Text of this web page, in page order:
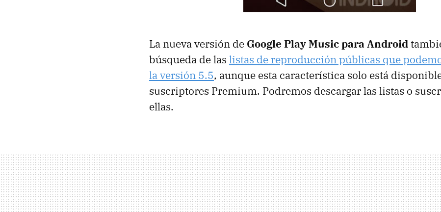
La nueva versión de Google Play Music para Android
búsqueda de las listas de reproducción públicas que
la versión 5.5, aunque esta característica solo está
suscriptores Premium. Podremos descargar las listas o
ellas.